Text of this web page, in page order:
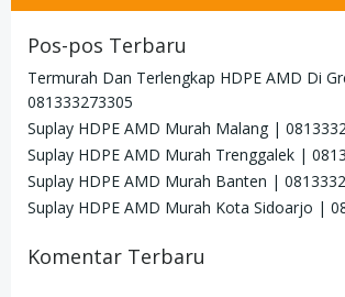
Pos-pos Terbaru
Termurah Dan Terlengkap HDPE AMD Di
081333273305
Suplay HDPE AMD Murah Malang |
Suplay HDPE AMD Murah Trenggalek |
Suplay HDPE AMD Murah Banten |
Suplay HDPE AMD Murah Kota Sidoarjo |
Komentar Terbaru